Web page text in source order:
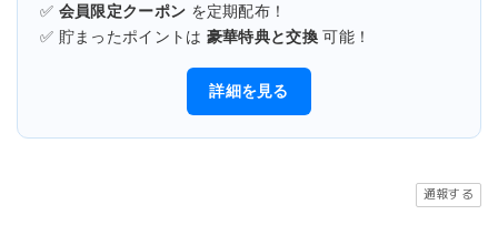
✅ 会員限定クーポン を定期配布！
✅ 貯まったポイントは 豪華特典と交換 可能！
詳細を見る
通報する